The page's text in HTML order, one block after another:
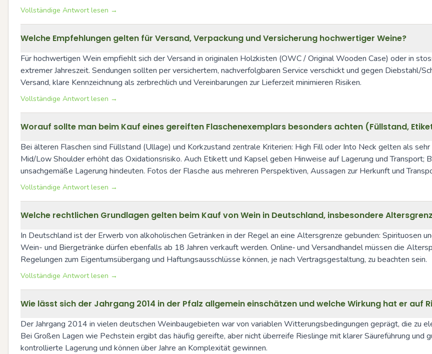
Vollständige Antwort lesen →
Welche Empfehlungen gelten für Versand, Verpackung und Versicherung hochwertiger Weine?
Für hochwertigen Wein empfiehlt sich der Versand in originalen Holzkisten (OWC / Original Wooden Case) oder in
extremer Jahreszeit. Sendungen sollten per versichertem, nachverfolgbaren Service verschickt und gegen Diebstahl/
Versand, klare Kennzeichnung als zerbrechlich und Vereinbarungen zur Lieferzeit minimieren Risiken.
Vollständige Antwort lesen →
Worauf sollte man beim Kauf eines gereiften Flaschenexemplars besonders achten (Füllstand,
Bei älteren Flaschen sind Füllstand (Ullage) und Korkzustand zentrale Kriterien: High Fill oder Into Neck gelten als
Mid/Low Shoulder erhöht das Oxidationsrisiko. Auch Etikett und Kapsel geben Hinweise auf Lagerung und Transport;
unsachgemäße Lagerung hindeuten. Fotos der Flasche aus mehreren Perspektiven, Aussagen zur Herkunft und
Vollständige Antwort lesen →
Welche rechtlichen Grundlagen gelten beim Kauf von Wein in Deutschland, insbesondere
In Deutschland ist der Erwerb von alkoholischen Getränken in der Regel an eine Altersgrenze gebunden: Spirituosen
Wein- und Biergetränke dürfen ebenfalls ab 18 Jahren verkauft werden. Online‑ und Versandhandel müssen die
Regelungen zum Eigentumsübergang und Haftungs­ausschlüsse können, je nach Vertragsgestaltung, zu beachten sein.
Vollständige Antwort lesen →
Wie lässt sich der Jahrgang 2014 in der Pfalz allgemein einschätzen und welche Wirkung hat er auf
Der Jahrgang 2014 in vielen deutschen Weinbaugebieten war von variablen Witterungsbedingungen geprägt, die zu
Bei Großen Lagen wie Pechstein ergibt das häufig gereifte, aber nicht überreife Rieslinge mit klarer Säureführung und
kontrollierte Lagerung und können über Jahre an Komplexität gewinnen.